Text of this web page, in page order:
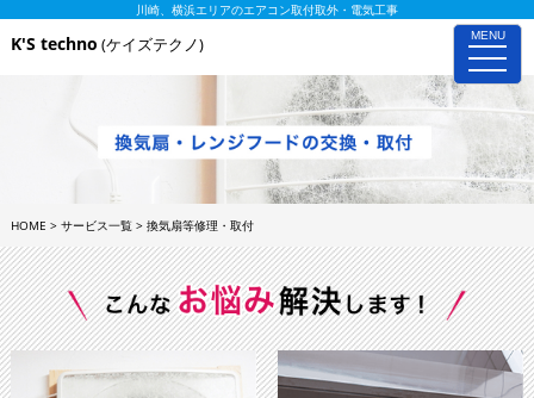
MENU
toggle
川崎、横浜エリアのエアコン取付取外・電気工事
K'S techno (ケイズテクノ)
HOME > サービス一覧> 換気扇等修理・取付